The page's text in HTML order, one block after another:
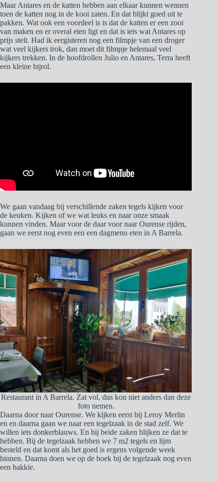
Maar Antares en de katten hebben aan elkaar kunnen wennen
toen de katten nog in de kooi zaten. En dat blijkt goed uit te
pakken. Wat ook een voordeel is is dat de katten er een zooi
van maken en er overal eten ligt en dat is iets wat Antares op
prijs stelt. Had ik eergisteren nog een filmpje van een droger
wat veel kijkers trok, dan moet dit filmpje helemaal veel
kijkers trekken. In de hoofdrollen Julio en Antares, Terra heeft
een kleine bijrol.
We gaan vandaag bij verschillende zaken tegels kijken voor
de keuken. Kijken of we wat leuks en naar onze smaak
kunnen vinden. Maar voor de daar voor naar Ourense rijden,
gaan we eerst nog even een een dagmenu eten in A Barrela.
Restaurant in A Barrela. Zat vol, dus kon niet anders dan deze
foto nemen.
Daarna door naar Ourense. We kijken eerst bij Leroy Merlin
en en daarna gaan we naar een tegelzaak in de stad zelf. We
willen iets donkerblauws. En bij beide zaken blijken ze dat te
hebben. Bij de tegelzaak hebben we 7 m2 tegels en lijm
besteld en dat komt als het goed is ergens volgende week
binnen. Daarna doen we op de hoek bij de tegelzaak nog even
een bakkie.